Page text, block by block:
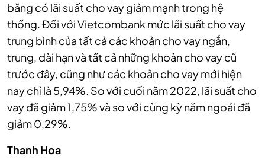
băng có lãi suất cho vay giảm mạnh trong hệ
thống. Đối với Vietcombank mức lãi suất cho vay
trung bình của tất cả các khoản cho vay ngắn,
trung, dài hạn và tất cả những khoản cho vay cũ
trước đây, cũng như các khoản cho vay mới hiện
nay chỉ là 5,94%. So với cuối năm 2022, lãi suất cho
vay đã giảm 1,75% và so với cùng kỳ năm ngoái đã
giảm 0,29%.
Thanh Hoa